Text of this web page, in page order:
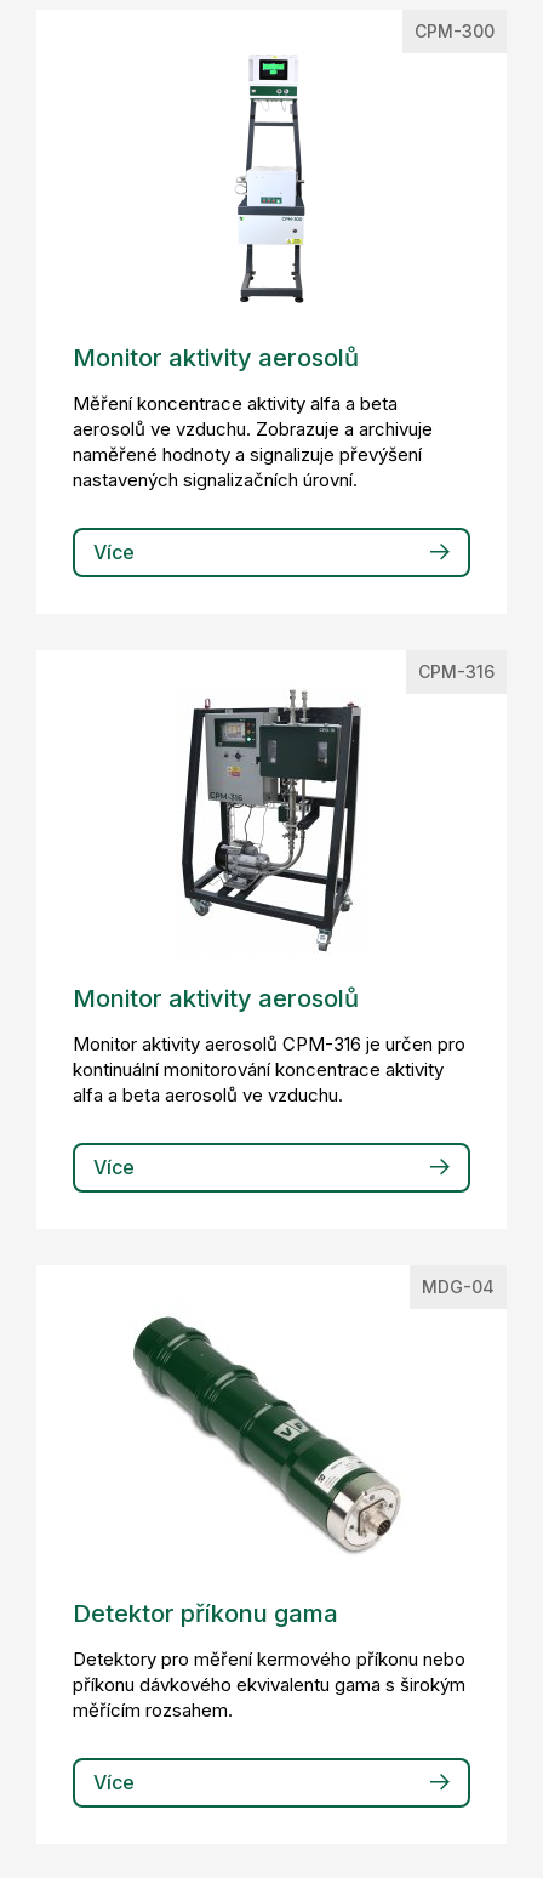
CPM-300
Monitor aktivity aerosolů
Měření koncentrace aktivity alfa a beta
aerosolů ve vzduchu. Zobrazuje a archivuje
naměřené hodnoty a signalizuje převýšení
nastavených signalizačních úrovní.
Více
CPM-316
Monitor aktivity aerosolů
Monitor aktivity aerosolů CPM-316 je určen pro
kontinuální monitorování koncentrace aktivity
alfa a beta aerosolů ve vzduchu.
Více
MDG-04
Detektor příkonu gama
Detektory pro měření kermového příkonu nebo
příkonu dávkového ekvivalentu gama s širokým
měřícím rozsahem.
Více